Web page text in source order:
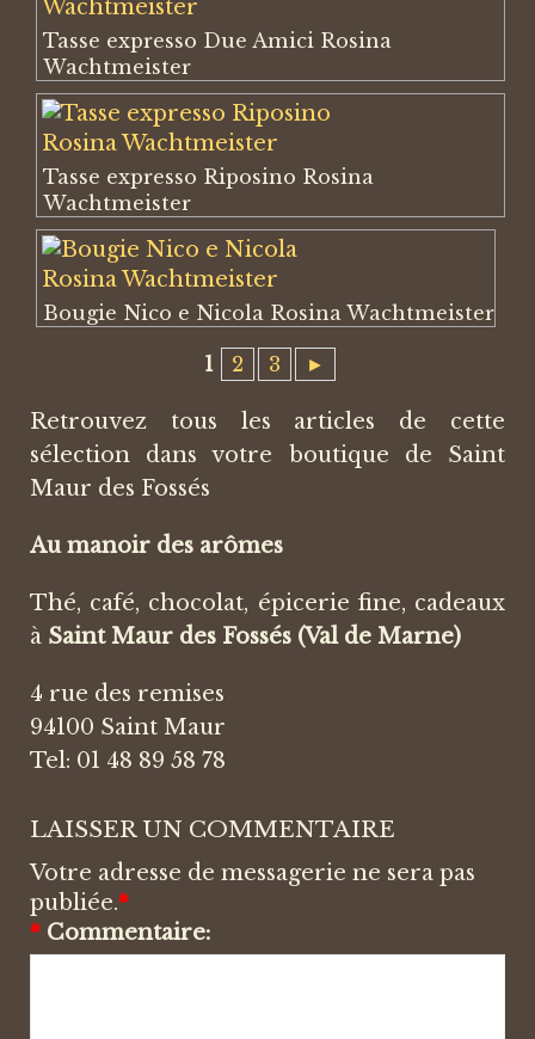
Tasse expresso Due Amici Rosina
Wachtmeister
Tasse expresso Riposino Rosina
Wachtmeister
Bougie Nico e Nicola Rosina Wachtmeister
1 2 3 ►
Retrouvez tous les articles de cette
sélection dans votre boutique de Saint
Maur des Fossés
Au manoir des arômes
Thé, café, chocolat, épicerie fine, cadeaux
à Saint Maur des Fossés (Val de Marne)
4 rue des remises
94100 Saint Maur
Tel: 01 48 89 58 78
LAISSER UN COMMENTAIRE
Votre adresse de messagerie ne sera pas
publiée.*
* Commentaire: